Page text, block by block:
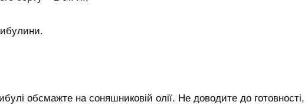
обсмажте на соняшниковій олії. Не доводите до готовності,